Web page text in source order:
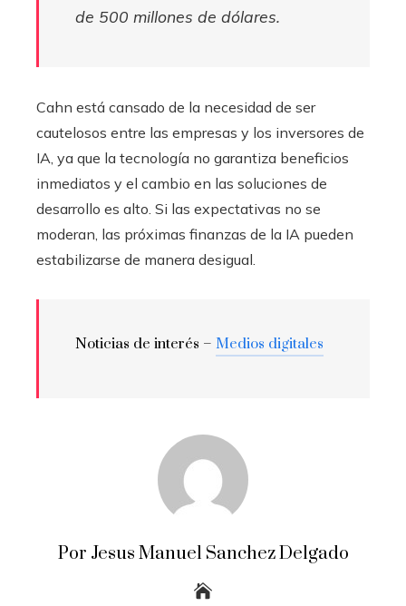
de 500 millones de dólares.
Cahn está cansado de la necesidad de ser
cautelosos entre las empresas y los inversores de
IA, ya que la tecnología no garantiza beneficios
inmediatos y el cambio en las soluciones de
desarrollo es alto. Si las expectativas no se
moderan, las próximas finanzas de la IA pueden
estabilizarse de manera desigual.
Noticias de interés – Medios digitales
Por Jesus Manuel Sanchez Delgado